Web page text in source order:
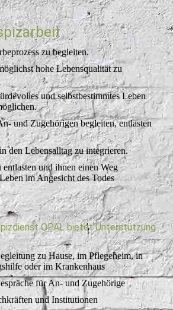
zu begleiten.
hohe Lebensqualität zu
und selbstbestimmtes Leben
und Zugehörigen begleiten, entlasten
den Lebensalltag zu integrieren.
und ihnen einen Weg
im Angesicht des Todes
OPAL bietet Unterstützung
zu Hause, im Pflegeheim, in
oder im Krankenhaus
für An- und Zugehörige
und Institutionen